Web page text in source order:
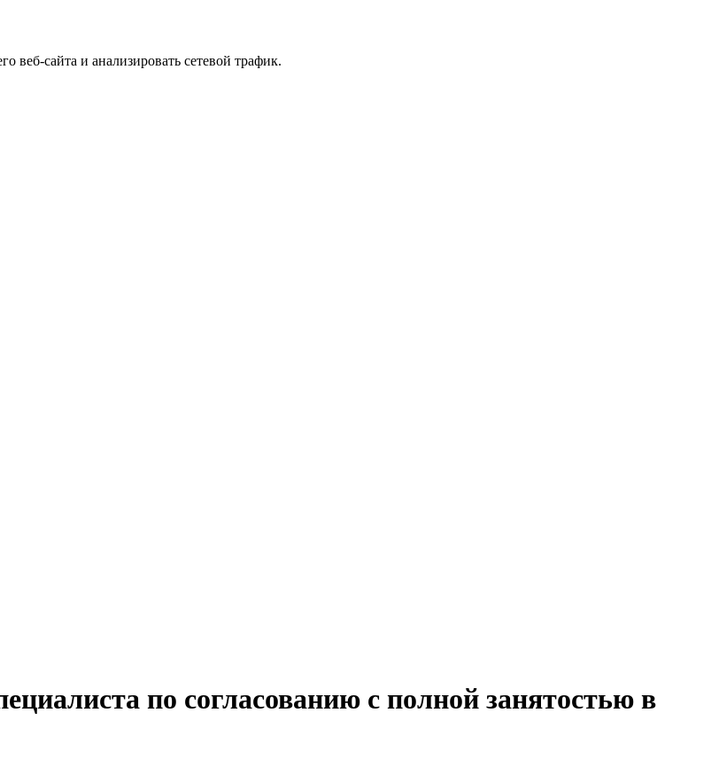
сайта и анализировать сетевой трафик.
по согласованию с полной занятостью в